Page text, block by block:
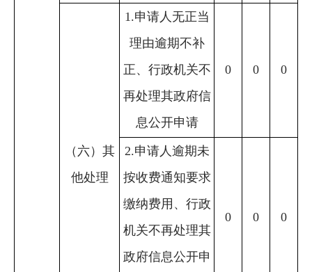
（六）其
他处理
1.申请人无正当
理由逾期不补
正、行政机关不
再处理其政府信
息公开申请
0 0 0
2.申请人逾期未
按收费通知要求
缴纳费用、行政
机关不再处理其
政府信息公开申
0 0 0